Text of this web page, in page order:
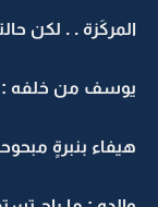
المركَزة . . لكن
يوسف من خلفه :
هيفاء بنبرةٍ